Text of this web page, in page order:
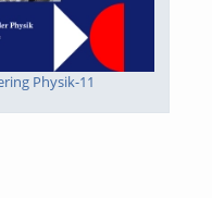
Physik-11